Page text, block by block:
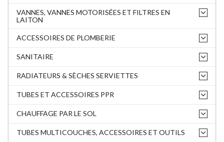
VANNES, VANNES MOTORISÉES ET FILTRES EN
LAITON
ACCESSOIRES DE PLOMBERIE
SANITAIRE
RADIATEURS & SÈCHES SERVIETTES
TUBES ET ACCESSOIRES PPR
CHAUFFAGE PAR LE SOL
TUBES MULTICOUCHES, ACCESSOIRES ET OUTILS